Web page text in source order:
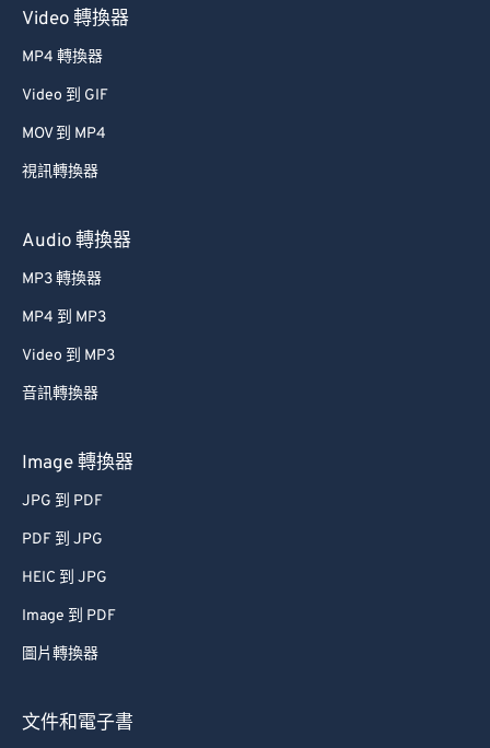
Video 轉換器
MP4 轉換器
Video 到 GIF
MOV 到 MP4
視訊轉換器
Audio 轉換器
MP3 轉換器
MP4 到 MP3
Video 到 MP3
音訊轉換器
Image 轉換器
JPG 到 PDF
PDF 到 JPG
HEIC 到 JPG
Image 到 PDF
圖片轉換器
文件和電子書